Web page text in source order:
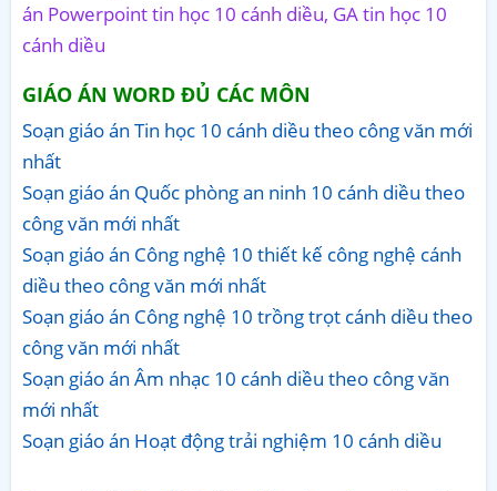
án Powerpoint tin học 10 cánh diều, GA tin học 10
cánh diều
GIÁO ÁN WORD ĐỦ CÁC MÔN
Soạn giáo án Tin học 10 cánh diều theo công văn mới
nhất
Soạn giáo án Quốc phòng an ninh 10 cánh diều theo
công văn mới nhất
Soạn giáo án Công nghệ 10 thiết kế công nghệ cánh
diều theo công văn mới nhất
Soạn giáo án Công nghệ 10 trồng trọt cánh diều theo
công văn mới nhất
Soạn giáo án Âm nhạc 10 cánh diều theo công văn
mới nhất
Soạn giáo án Hoạt động trải nghiệm 10 cánh diều